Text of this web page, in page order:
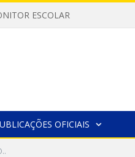
ESCOLAR
OFICIAIS